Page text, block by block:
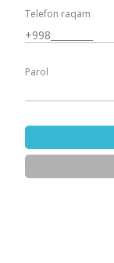
Telefon raqam
Parol